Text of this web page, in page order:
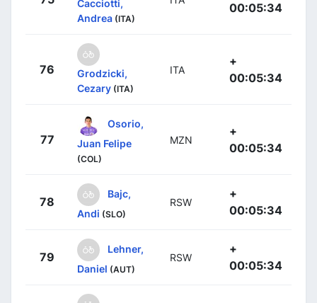
Cacciotti,
Andrea (ITA)
00:05:34
76
Grodzicki,
Cezary (ITA)
ITA
+
00:05:34
77
Osorio,
Juan Felipe
(COL)
MZN
+
00:05:34
78
Bajc,
Andi (SLO)
RSW
+
00:05:34
79
Lehner,
Daniel (AUT)
RSW
+
00:05:34